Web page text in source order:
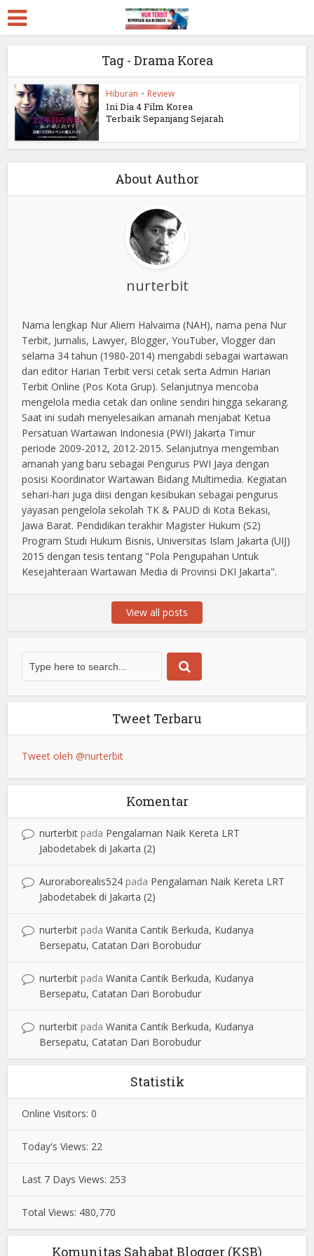
Tag - Drama Korea
Hiburan • Review
Ini Dia 4 Film Korea
Terbaik Sepanjang Sejarah
About Author
nurterbit
Nama lengkap Nur Aliem Halvaima (NAH), nama pena Nur
Terbit, Jurnalis, Lawyer, Blogger, YouTuber, Vlogger dan
selama 34 tahun (1980-2014) mengabdi sebagai wartawan
dan editor Harian Terbit versi cetak serta Admin Harian
Terbit Online (Pos Kota Grup). Selanjutnya mencoba
mengelola media cetak dan online sendiri hingga sekarang.
Saat ini sudah menyelesaikan amanah menjabat Ketua
Persatuan Wartawan Indonesia (PWI) Jakarta Timur
periode 2009-2012, 2012-2015. Selanjutnya mengemban
amanah yang baru sebagai Pengurus PWI Jaya dengan
posisi Koordinator Wartawan Bidang Multimedia. Kegiatan
sehari-hari juga diisi dengan kesibukan sebagai pengurus
yayasan pengelola sekolah TK & PAUD di Kota Bekasi,
Jawa Barat. Pendidikan terakhir Magister Hukum (S2)
Program Studi Hukum Bisnis, Universitas Islam Jakarta (UIJ)
2015 dengan tesis tentang "Pola Pengupahan Untuk
Kesejahteraan Wartawan Media di Provinsi DKI Jakarta".
View all posts
Tweet Terbaru
Tweet oleh @nurterbit
Komentar
nurterbit pada Pengalaman Naik Kereta LRT
Jabodetabek di Jakarta (2)
Auroraborealis524 pada Pengalaman Naik Kereta LRT
Jabodetabek di Jakarta (2)
nurterbit padaWanita Cantik Berkuda, Kudanya
Bersepatu, Catatan Dari Borobudur
nurterbit padaWanita Cantik Berkuda, Kudanya
Bersepatu, Catatan Dari Borobudur
nurterbit padaWanita Cantik Berkuda, Kudanya
Bersepatu, Catatan Dari Borobudur
Statistik
Online Visitors:0
Today's Views: 22
Last 7 Days Views: 253
Total Views: 480,770
Komunitas Sahabat Blogger (KSB)